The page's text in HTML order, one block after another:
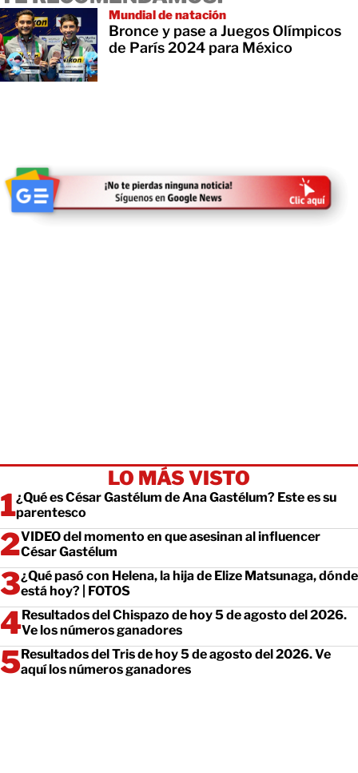
Mundial de natación
Bronce y pase a Juegos Olímpicos
de París 2024 para México
LO MÁS VISTO
¿Qué es César Gastélum de Ana Gastélum? Este es su
parentesco
VIDEO del momento en que asesinan al influencer
César Gastélum
¿Qué pasó con Helena, la hija de Elize Matsunaga, dónde
está hoy? | FOTOS
Resultados del Chispazo de hoy 5 de agosto del 2026.
Ve los números ganadores
Resultados del Tris de hoy 5 de agosto del 2026. Ve
aquí los números ganadores